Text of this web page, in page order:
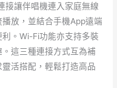
接讓伴唱機連入家庭無線
放，並結合手機App遠端
。Wi-Fi功能亦支持多裝
這三種連接方式互為補
活搭配，輕鬆打造高品